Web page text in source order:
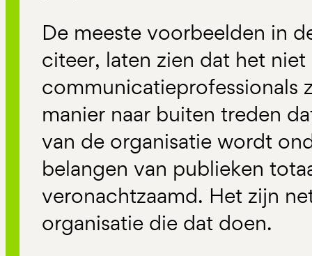
De meeste voorbeelden in
citeer, laten zien dat het niet
communicatieprofessionals
manier naar buiten treden
van de organisatie wordt
belangen van publieken
veronachtzaamd. Het zijn
organisatie die dat doen.